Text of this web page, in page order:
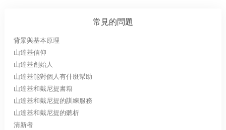
常見的問題
背景與基本原理
山達基信仰
山達基創始人
山達基能對個人有什麼幫助
山達基和戴尼提書籍
山達基和戴尼提的訓練服務
山達基和戴尼提的聽析
清新者